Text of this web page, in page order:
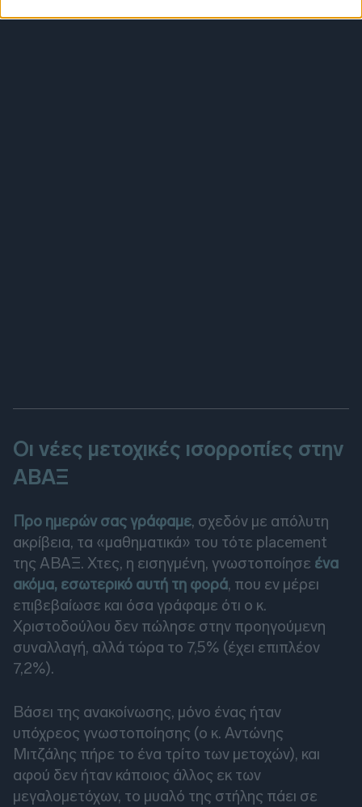
Οι νέες μετοχικές ισορροπίες στην
ΑΒΑΞ
Προ ημερών σας γράφαμε, σχεδόν με απόλυτη
ακρίβεια, τα «μαθηματικά» του τότε placement
της ΑΒΑΞ. Χτες, η εισηγμένη, γνωστοποίησε ένα
ακόμα, εσωτερικό αυτή τη φορά, που εν μέρει
επιβεβαίωσε και όσα γράφαμε ότι ο κ.
Χριστοδούλου δεν πώλησε στην προηγούμενη
συναλλαγή, αλλά τώρα το 7,5% (έχει επιπλέον
7,2%).
Βάσει της ανακοίνωσης, μόνο ένας ήταν
υπόχρεος γνωστοποίησης (ο κ. Αντώνης
Μιτζάλης πήρε το ένα τρίτο των μετοχών), και
αφού δεν ήταν κάποιος άλλος εκ των
μεγαλομετόχων, το μυαλό της στήλης πάει σε